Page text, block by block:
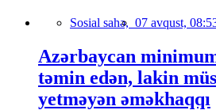
Sosial sahə, 07 avqust,
Azərbaycan
təmin edən, lakin
yetməyən əməkhaqqı